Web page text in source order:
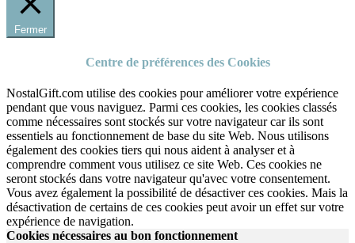
Fermer
Centre de préférences des Cookies
NostalGift.com utilise des cookies pour améliorer votre expérience
pendant que vous naviguez. Parmi ces cookies, les cookies classés
comme nécessaires sont stockés sur votre navigateur car ils sont
essentiels au fonctionnement de base du site Web. Nous utilisons
également des cookies tiers qui nous aident à analyser et à
comprendre comment vous utilisez ce site Web. Ces cookies ne
seront stockés dans votre navigateur qu'avec votre consentement.
Vous avez également la possibilité de désactiver ces cookies. Mais la
désactivation de certains de ces cookies peut avoir un effet sur votre
expérience de navigation.
Cookies nécessaires au bon fonctionnement